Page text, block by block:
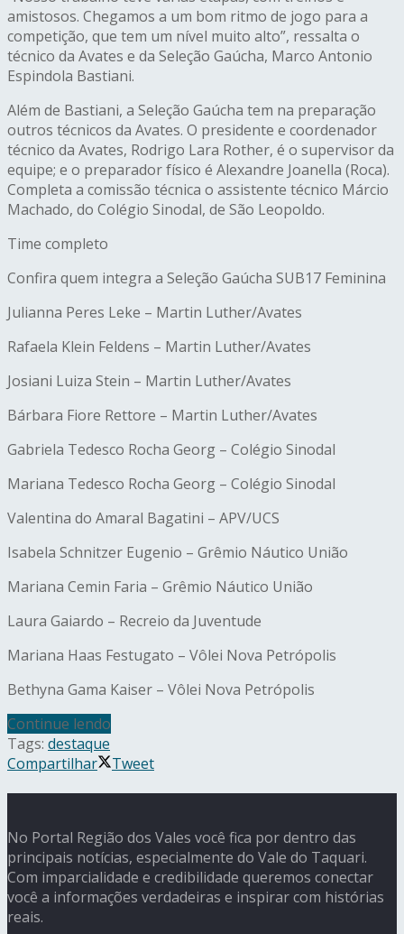
amistosos. Chegamos a um bom ritmo de jogo para a
competição, que tem um nível muito alto”, ressalta o
técnico da Avates e da Seleção Gaúcha, Marco Antonio
Espindola Bastiani.
Além de Bastiani, a Seleção Gaúcha tem na preparação
outros técnicos da Avates. O presidente e coordenador
técnico da Avates, Rodrigo Lara Rother, é o supervisor da
equipe; e o preparador físico é Alexandre Joanella (Roca).
Completa a comissão técnica o assistente técnico Márcio
Machado, do Colégio Sinodal, de São Leopoldo.
Time completo
Confira quem integra a Seleção Gaúcha SUB17 Feminina
Julianna Peres Leke – Martin Luther/Avates
Rafaela Klein Feldens – Martin Luther/Avates
Josiani Luiza Stein – Martin Luther/Avates
Bárbara Fiore Rettore – Martin Luther/Avates
Gabriela Tedesco Rocha Georg – Colégio Sinodal
Mariana Tedesco Rocha Georg – Colégio Sinodal
Valentina do Amaral Bagatini – APV/UCS
Isabela Schnitzer Eugenio – Grêmio Náutico União
Mariana Cemin Faria – Grêmio Náutico União
Laura Gaiardo – Recreio da Juventude
Mariana Haas Festugato – Vôlei Nova Petrópolis
Bethyna Gama Kaiser – Vôlei Nova Petrópolis
Continue lendo
Tags: destaque
Compartilhar
Tweet
No Portal Região dos Vales você fica por dentro das
principais notícias, especialmente do Vale do Taquari.
Com imparcialidade e credibilidade queremos conectar
você a informações verdadeiras e inspirar com histórias
reais.